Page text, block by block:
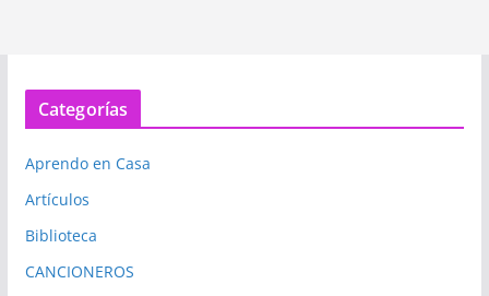
Categorías
Aprendo en Casa
Artículos
Biblioteca
CANCIONEROS